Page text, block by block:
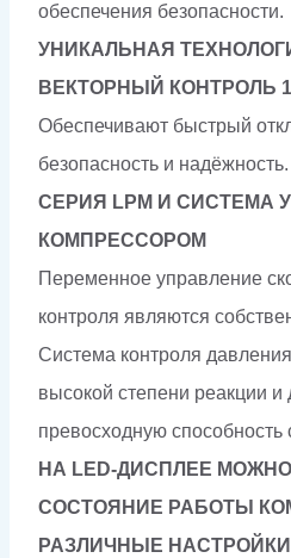
обеспечения безопасности.
УНИКАЛЬНАЯ
ВЕКТОРНЫЙ КОНТРОЛЬ
Обеспечивают быстрый
безопасность и надёжность.
СЕРИЯ LPM И СИСТЕМА
КОМПРЕССОРОМ
Переменное управление
контроля являются
Система контроля
высокой степени реакции и
превосходную способность
НА LED-ДИСПЛЕЕ
СОСТОЯНИЕ РАБОТЫ
РАЗЛИЧНЫЕ НАСТРОЙКИ